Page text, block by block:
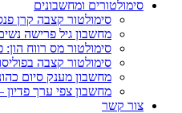
סימולטורים ומחשבונים
סימולטור קצבה קרן
מחשבון גיל פרישה
סימולטור מס רווח הון:
סימולטור קצבה בפוליסות
מחשבון מענק סיום
מחשבון צפי ערך
צור קשר